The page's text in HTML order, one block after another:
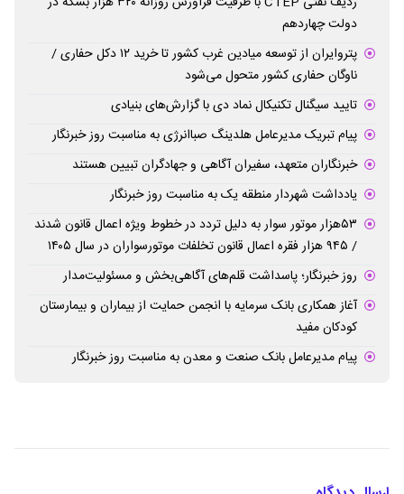
دولت چهاردهم
پتروایران از توسعه میادین غرب کشور تا خرید ۱۲ دکل حفاری /
ناوگان حفاری کشور متحول می‌شود
تایید سیگنال تکنیکال نماد دی با گزارش‌های بنیادی
پیام تبریک مدیرعامل هلدینگ صباانرژی به مناسبت روز خبرنگار
خبرنگاران متعهد، سفیران آگاهی و جهادگران تبیین هستند
یادداشت شهردار منطقه یک به مناسبت روز خبرنگار
۵۳هزار موتور سوار به دلیل تردد در خطوط ویژه اعمال قانون شدند
/ ۹۴۵ هزار فقره اعمال قانون تخلفات موتورسواران در سال ۱۴۰۵
روز خبرنگار؛ پاسداشت قلم‌های آگاهی‌بخش و مسئولیت‌مدار
آغاز همکاری بانک سرمایه با انجمن حمایت از بیماران و بیمارستان
کودکان مفید
پیام مدیرعامل بانک صنعت و معدن به مناسبت روز خبرنگار